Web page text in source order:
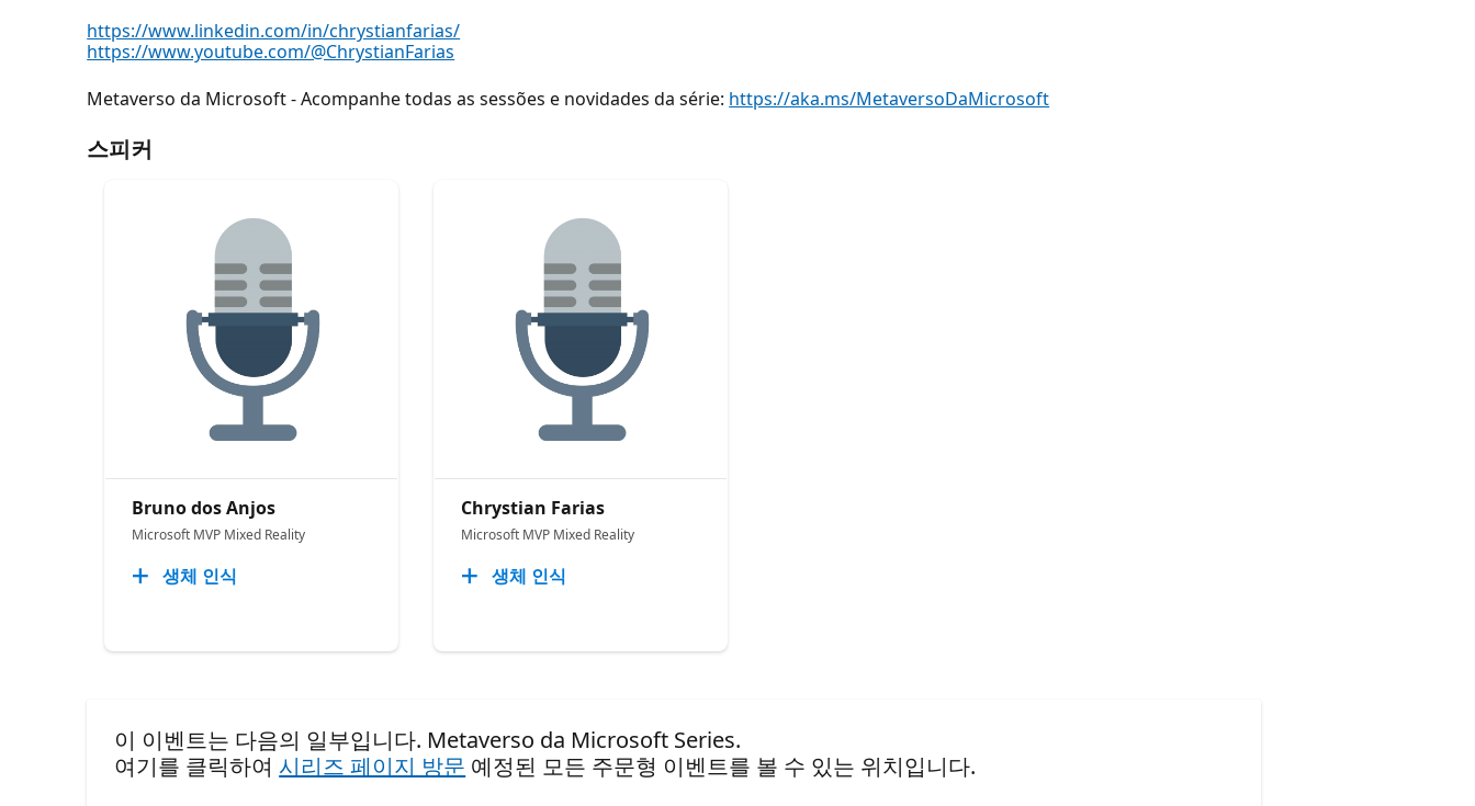
https://www.linkedin.com/in/chrystianfarias/
https://www.youtube.com/@ChrystianFarias
Metaverso da Microsoft - Acompanhe todas as sessões e novidades da série: https://aka.ms/MetaversoDaMicrosoft
스피커
Bruno dos Anjos
Microsoft MVP Mixed Reality
생체 인식
Chrystian Farias
Microsoft MVP Mixed Reality
생체 인식
이 이벤트는 다음의 일부입니다. Metaverso da Microsoft Series.
여기를 클릭하여 시리즈 페이지 방문 예정된 모든 주문형 이벤트를 볼 수 있는 위치입니다.